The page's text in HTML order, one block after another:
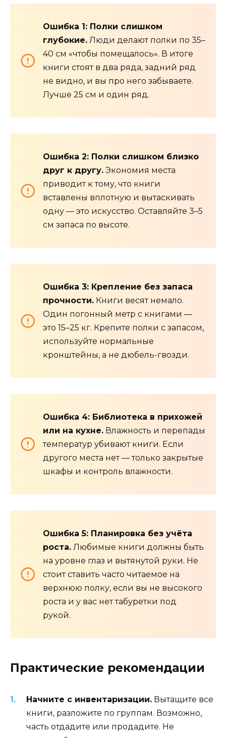
Ошибка 1: Полки слишком
глубокие. Люди делают полки по 35–
40 см «чтобы помещалось». В итоге
книги стоят в два ряда, задний ряд
не видно, и вы про него забываете.
Лучше 25 см и один ряд.
Ошибка 2: Полки слишком близко
друг к другу. Экономия места
приводит к тому, что книги
вставлены вплотную и вытаскивать
одну — это искусство. Оставляйте 3–5
см запаса по высоте.
Ошибка 3: Крепление без запаса
прочности. Книги весят немало.
Один погонный метр с книгами —
это 15–25 кг. Крепите полки с запасом,
используйте нормальные
кронштейны, а не дюбель-гвозди.
Ошибка 4: Библиотека в прихожей
или на кухне. Влажность и перепады
температур убивают книги. Если
другого места нет — только закрытые
шкафы и контроль влажности.
Ошибка 5: Планировка без учёта
роста. Любимые книги должны быть
на уровне глаз и вытянутой руки. Не
стоит ставить часто читаемое на
верхнюю полку, если вы не высокого
роста и у вас нет табуретки под
рукой.
Практические рекомендации
Начните с инвентаризации. Вытащите все
книги, разложите по группам. Возможно,
часть отдадите или продадите. Не